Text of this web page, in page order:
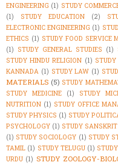
ENGINEERING (1) STUDY
(1)
STUDY EDUCATION (2)
ELECTRONIC ENGINEERING (1)
ETHICS (1) STUDY FOOD SERVICE
(1) STUDY GENERAL STUDIES (1)
STUDY HINDU RELIGION (1)
KANNADA (1) STUDY LAW (1)
MATERIALS (5) STUDY
STUDY MEDICINE
(1) STUDY
NUTRITION (1) STUDY OFFICE
STUDY PHYSICS (1) STUDY
PSYCHOLOGY (1) STUDY SANSKRIT
(1) STUDY SOCIOLOGY (1) STUDY
TAMIL (1) STUDY TELUGU (1)
URDU (1) STUDY ZOOLOGY-